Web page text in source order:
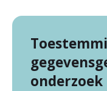
onderzoek